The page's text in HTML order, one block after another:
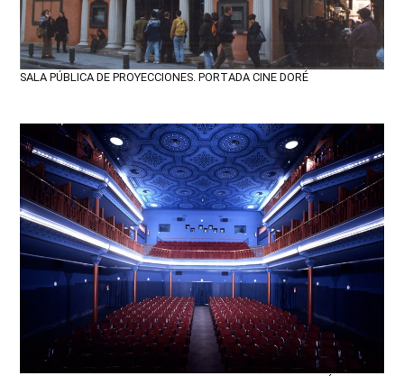
SALA PÚBLICA DE PROYECCIONES. PORTADA CINE DORÉ